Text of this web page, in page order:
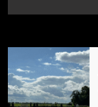
Agenda